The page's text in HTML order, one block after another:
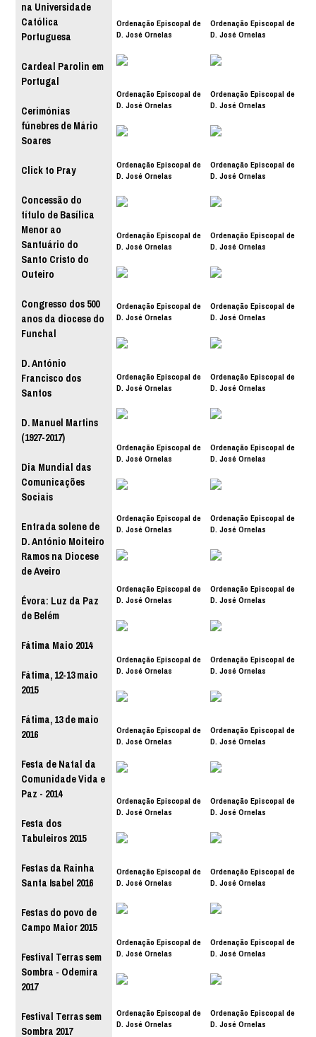
na Universidade
Católica
Portuguesa
Cardeal Parolin em
Portugal
Cerimónias
fúnebres de Mário
Soares
Click to Pray
Concessão do
título de Basílica
Menor ao
Santuário do
Santo Cristo do
Outeiro
Congresso dos 500
anos da diocese do
Funchal
D. António
Francisco dos
Santos
D. Manuel Martins
(1927-2017)
Dia Mundial das
Comunicações
Sociais
Entrada solene de
D. António Moiteiro
Ramos na Diocese
de Aveiro
Évora: Luz da Paz
de Belém
Fátima Maio 2014
Fátima, 12-13 maio
2015
Fátima, 13 de maio
2016
Festa de Natal da
Comunidade Vida e
Paz - 2014
Festa dos
Tabuleiros 2015
Festas da Rainha
Santa Isabel 2016
Festas do povo de
Campo Maior 2015
Festival Terras sem
Sombra - Odemira
2017
Festival Terras sem
Sombra 2017
Ordenação Episcopal de
D. José Ornelas
Ordenação Episcopal de
D. José Ornelas
Ordenação Episcopal de
D. José Ornelas
Ordenação Episcopal de
D. José Ornelas
Ordenação Episcopal de
D. José Ornelas
Ordenação Episcopal de
D. José Ornelas
Ordenação Episcopal de
D. José Ornelas
Ordenação Episcopal de
D. José Ornelas
Ordenação Episcopal de
D. José Ornelas
Ordenação Episcopal de
D. José Ornelas
Ordenação Episcopal de
D. José Ornelas
Ordenação Episcopal de
D. José Ornelas
Ordenação Episcopal de
D. José Ornelas
Ordenação Episcopal de
D. José Ornelas
Ordenação Episcopal de
D. José Ornelas
Ordenação Episcopal de
D. José Ornelas
Ordenação Episcopal de
D. José Ornelas
Ordenação Episcopal de
D. José Ornelas
Ordenação Episcopal de
D. José Ornelas
Ordenação Episcopal de
D. José Ornelas
Ordenação Episcopal de
D. José Ornelas
Ordenação Episcopal de
D. José Ornelas
Ordenação Episcopal de
D. José Ornelas
Ordenação Episcopal de
D. José Ornelas
Ordenação Episcopal de
D. José Ornelas
Ordenação Episcopal de
D. José Ornelas
Ordenação Episcopal de
D. José Ornelas
Ordenação Episcopal de
D. José Ornelas
Ordenação Episcopal de
D. José Ornelas
Ordenação Episcopal de
D. José Ornelas